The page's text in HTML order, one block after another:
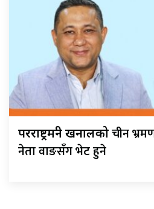
परराष्ट्रमन्त्री खनालकोचीन
नेता वाङसँग भेट हुने